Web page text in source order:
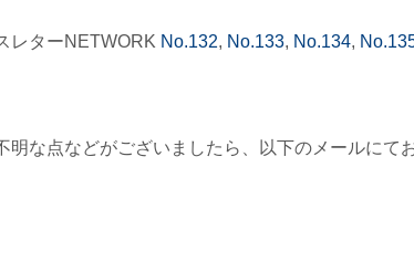
レターNETWORK No.132, No.133, No.134,
な点などがございましたら、以下のメールにて